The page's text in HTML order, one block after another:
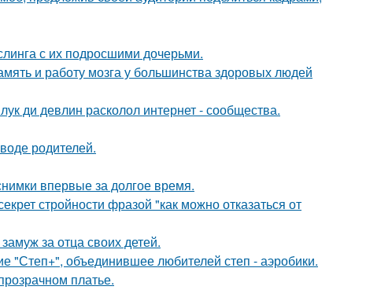
с их подросшими дочерьми.
и работу мозга у большинства здоровых людей
ди девлин расколол интернет - сообщества.
родителей.
впервые за долгое время.
стройности фразой "как можно отказаться от
за отца своих детей.
"Степ+", объединившее любителей степ - аэробики.
платье.